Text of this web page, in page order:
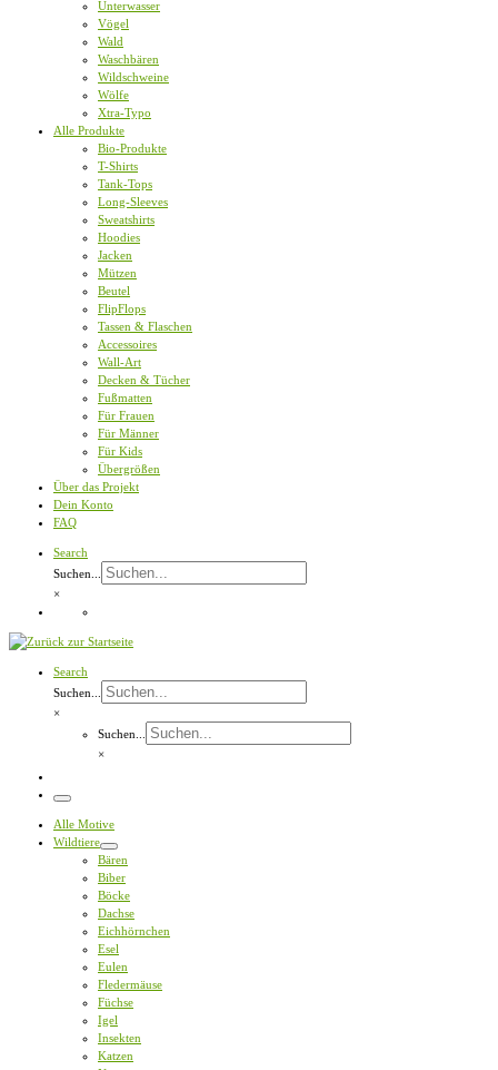
Unterwasser
Vögel
Wald
Waschbären
Wildschweine
Wölfe
Xtra-Typo
Alle Produkte
Bio-Produkte
T-Shirts
Tank-Tops
Long-Sleeves
Sweatshirts
Hoodies
Jacken
Mützen
Beutel
FlipFlops
Tassen & Flaschen
Accessoires
Wall-Art
Decken & Tücher
Fußmatten
Für Frauen
Für Männer
Für Kids
Übergrößen
Über das Projekt
Dein Konto
FAQ
Search
Suchen...
×
Search
Suchen...
×
Suchen...
×
Menü
Alle Motive
Wildtiere
Bären
Biber
Böcke
Dachse
Eichhörnchen
Esel
Eulen
Fledermäuse
Füchse
Igel
Insekten
Katzen